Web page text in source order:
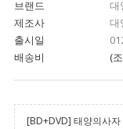
브랜드
대
제조사
대
출시일
배송비
(
[BD+DVD] 태양의사